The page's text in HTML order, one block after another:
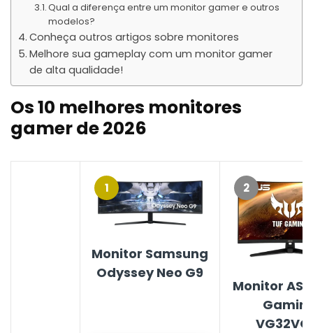
Qual a diferença entre um monitor gamer e outros
modelos?
Conheça outros artigos sobre monitores
Melhore sua gameplay com um monitor gamer
de alta qualidade!
Os 10 melhores monitores
gamer de 2026
1
Monitor Samsung
Odyssey Neo G9
2
Monitor